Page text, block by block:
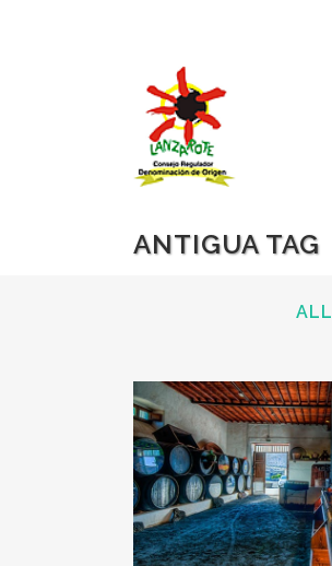
ANTIGUA TAG
ALL